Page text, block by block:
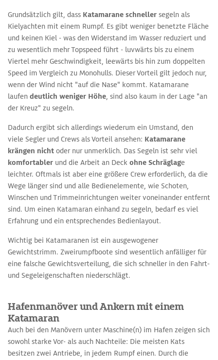
Grundsätzlich gilt, dass Katamarane schneller segeln als
Kielyachten mit einem Rumpf. Es gibt weniger benetzte Fläche
und keinen Kiel - was den Widerstand im Wasser reduziert und
zu wesentlich mehr Topspeed führt - luvwärts bis zu einem
Viertel mehr Geschwindigkeit, leewärts bis hin zum doppelten
Speed im Vergleich zu Monohulls. Dieser Vorteil gilt jedoch nur,
wenn der Wind nicht "auf die Nase" kommt. Katamarane
laufen deutlich weniger Höhe, sind also kaum in der Lage "an
der Kreuz" zu segeln.
Dadurch ergibt sich allerdings wiederum ein Umstand, den
viele Segler und Crews als Vorteil ansehen: Katamarane
krängen nicht oder nur unmerklich. Das Segeln ist sehr viel
komfortabler und die Arbeit an Deck ohne Schräglage
leichter. Oftmals ist aber eine größere Crew erforderlich, da die
Wege länger sind und alle Bedienelemente, wie Schoten,
Winschen und Trimmeinrichtungen weiter voneinander entfernt
sind. Um einen Katamaran einhand zu segeln, bedarf es viel
Erfahrung und ein entsprechendes Bedienlayout.
Wichtig bei Katamaranen ist ein ausgewogener
Gewichtstrimm. Zweirumpfboote sind wesentlich anfälliger für
eine falsche Gewichtsverteilung, die sich schneller in den Fahrt-
und Segeleigenschaften niederschlägt.
Hafenmanöver und Ankern mit einem
Katamaran
Auch bei den Manövern unter Maschine(n) im Hafen zeigen sich
sowohl starke Vor- als auch Nachteile: Die meisten Kats
besitzen zwei Antriebe, in jedem Rumpf einen. Durch die